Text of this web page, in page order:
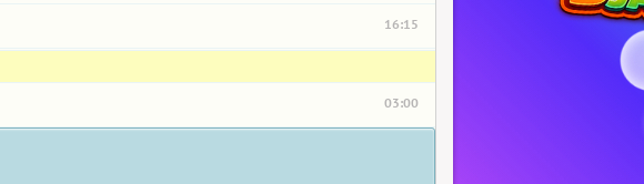
16:15
03:00